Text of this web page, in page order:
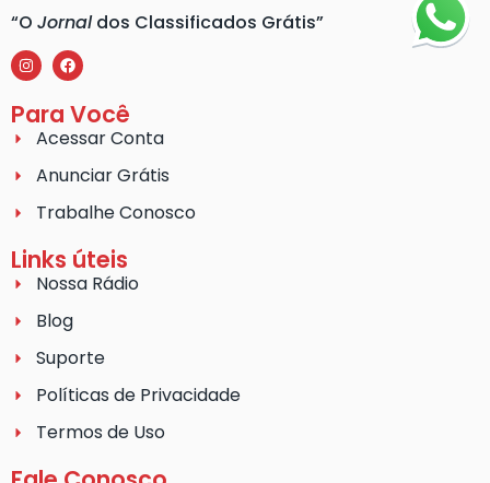
“O Jornaldos Classificados Grátis”
Para Você
Acessar Conta
Anunciar Grátis
Trabalhe Conosco
Links úteis
Nossa Rádio
Blog
Suporte
Políticas de Privacidade
Termos de Uso